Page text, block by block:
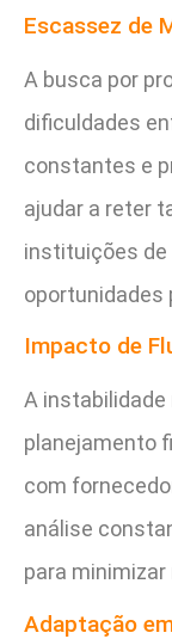
Escassez de
A busca por
dificuldades
constantes e
ajudar a reter
instituições de
oportunidades
Impacto de
A instabilidade
planejamento
com
análise
para
Adaptação